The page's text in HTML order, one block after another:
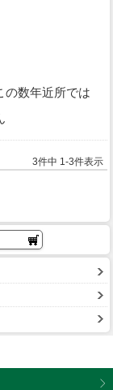
の数年近所では
3件中 1-3件表示